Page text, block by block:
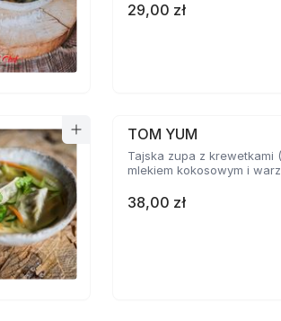
29,00 zł
TOM YUM
Tajska zupa z krewetkami
mlekiem kokosowym i
38,00 zł